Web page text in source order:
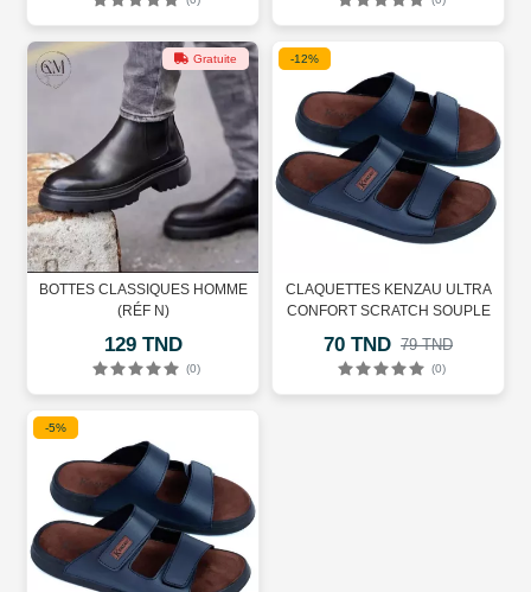
Gratuite
BOTTES CLASSIQUES HOMME
(RÉF N)
129 TND
(0)
-12%
CLAQUETTES KENZAU ULTRA
CONFORT SCRATCH SOUPLE
70 TND 79 TND
(0)
-5%